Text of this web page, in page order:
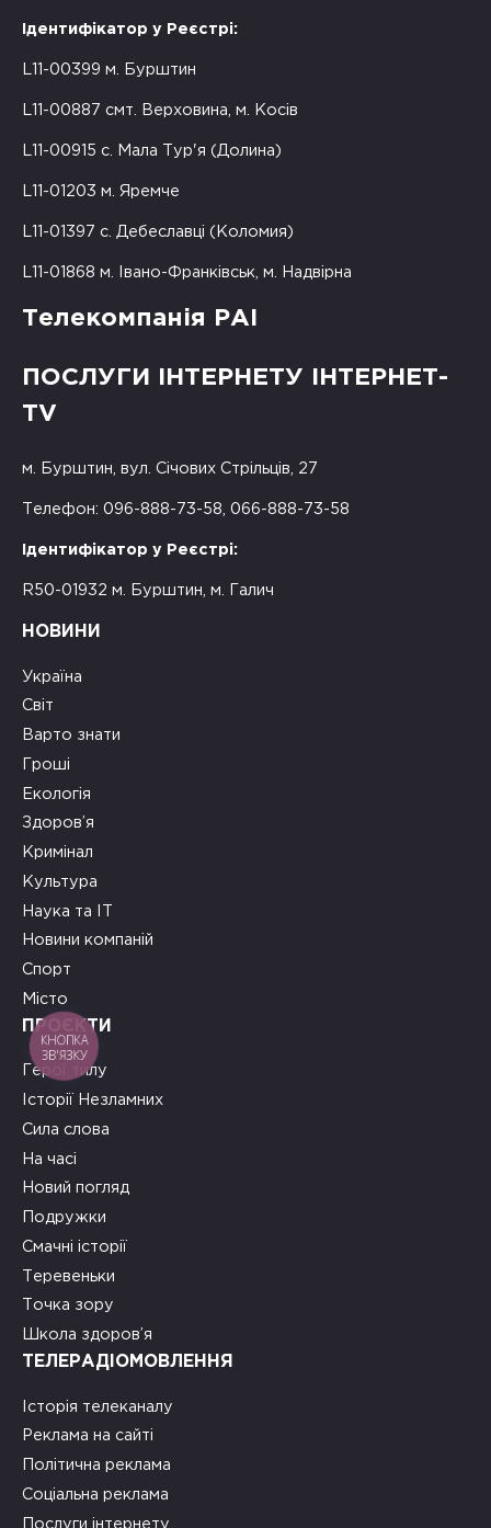
Ідентифікатор у Реєстрі:
L11-00399 м. Бурштин
L11-00887 смт. Верховина, м. Косів
L11-00915 с. Мала Тур'я (Долина)
L11-01203 м. Яремче
L11-01397 с. Дебеславці (Коломия)
L11-01868 м. Івано-Франківськ, м. Надвірна
Телекомпанія РАІ
ПОСЛУГИ ІНТЕРНЕТУ ІНТЕРНЕТ-
TV
м. Бурштин, вул. Січових Стрільців, 27
Телефон: 096-888-73-58, 066-888-73-58
Ідентифікатор у Реєстрі:
R50-01932 м. Бурштин, м. Галич
НОВИНИ
Україна
Світ
Варто знати
Гроші
Екологія
Здоров’я
Кримінал
Культура
Наука та ІТ
Новини компаній
Спорт
Місто
ПРОЄКТИ
Герої тилу
Історії Незламних
Сила слова
На часі
Новий погляд
Подружки
Смачні історії
Теревеньки
Точка зору
Школа здоров’я
ТЕЛЕРАДІОМОВЛЕННЯ
Історія телеканалу
Реклама на сайті
Політична реклама
Соціальна реклама
Послуги інтернету
КНОПКА
ЗВ'ЯЗКУ